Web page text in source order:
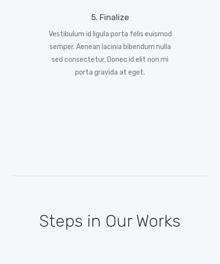
5. Finalize
Vestibulum id ligula porta felis euismod
semper. Aenean lacinia bibendum nulla
sed consectetur. Donec id elit non mi
porta gravida at eget.
Steps in Our Works